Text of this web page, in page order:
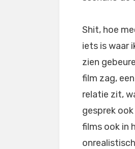
Shit, hoe
iets is waar
zien
film zag,
relatie zit,
gesprek
films ook in